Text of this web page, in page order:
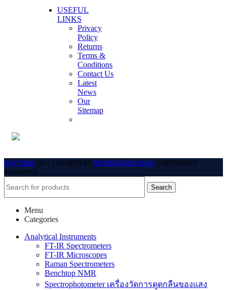
USEFUL
LINKS
Privacy
Policy
Returns
Terms &
Conditions
Contact Us
Latest
News
Our
Sitemap
BECTHAI 2021 CREATED BY NETDESIGNCLICK. COPYRIGHTS
RESERVED.
Search
Menu
Categories
Analytical Instruments
FT-IR Spectrometers
FT-IR Microscopes
Raman Spectrometers
Benchtop NMR
Spectrophotometer เครื่องวัดการดูดกลืนของแสง